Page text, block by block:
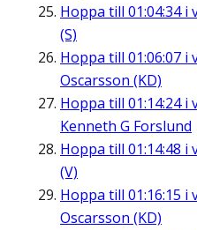
Hoppa till 01:04:34i
(S)
Hoppa till 01:06:07 i
Oscarsson (KD)
Hoppa till 01:14:24i
Kenneth G Forslund
Hoppa till 01:14:48 i
(V)
Hoppa till 01:16:15 i
Oscarsson (KD)